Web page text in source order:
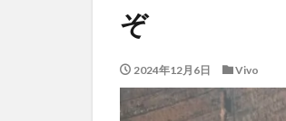
ぞ
2024年12月6日 Vivo